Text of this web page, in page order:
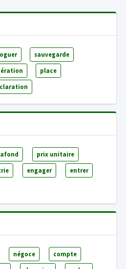
sauvegarde
place
prix unitaire
engager entrer
négoce compte